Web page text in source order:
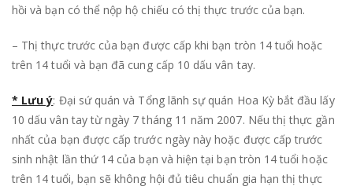
hồi và bạn có thể nộp hộ chiếu có thị thực trước của bạn.
– Thị thực trước của bạn được cấp khi bạn tròn 14 tuổi hoặc
trên 14 tuổi và bạn đã cung cấp 10 dấu vân tay.
* Lưu ý: Đại sứ quán và Tổng lãnh sự quán Hoa Kỳ bắt đầu lấy
10 dấu vân tay từ ngày 7 tháng 11 năm 2007. Nếu thị thực gần
nhất của bạn được cấp trước ngày này hoặc được cấp trước
sinh nhật lần thứ 14 của bạn và hiện tại bạn tròn 14 tuổi hoặc
trên 14 tuổi, bạn sẽ không hội đủ tiêu chuẩn gia hạn thị thực